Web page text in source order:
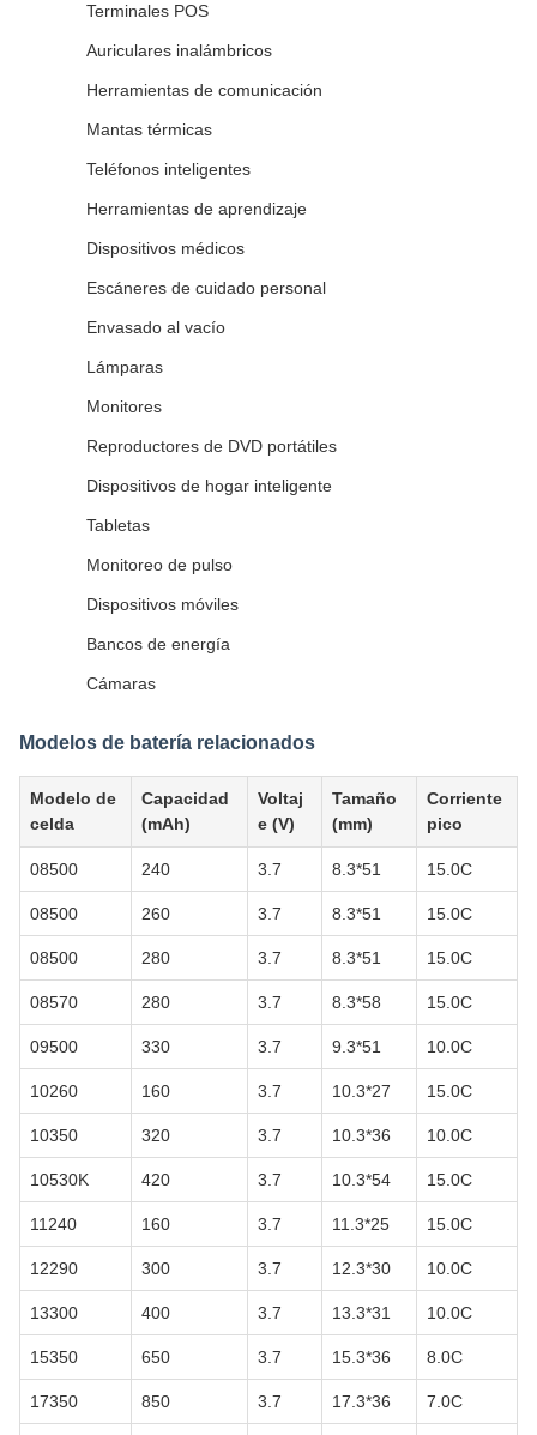
Terminales POS
Auriculares inalámbricos
Herramientas de comunicación
Mantas térmicas
Teléfonos inteligentes
Herramientas de aprendizaje
Dispositivos médicos
Escáneres de cuidado personal
Envasado al vacío
Lámparas
Monitores
Reproductores de DVD portátiles
Dispositivos de hogar inteligente
Tabletas
Monitoreo de pulso
Dispositivos móviles
Bancos de energía
Cámaras
Modelos de batería relacionados
Modelo de
celda
Capacidad
(mAh)
Voltaj
e (V)
Tamaño
(mm)
Corriente
pico
08500 240 3.7 8.3*51 15.0C
08500 260 3.7 8.3*51 15.0C
08500 280 3.7 8.3*51 15.0C
08570 280 3.7 8.3*58 15.0C
09500 330 3.7 9.3*51 10.0C
10260 160 3.7 10.3*27 15.0C
10350 320 3.7 10.3*36 10.0C
10530K 420 3.7 10.3*54 15.0C
11240 160 3.7 11.3*25 15.0C
12290 300 3.7 12.3*30 10.0C
13300 400 3.7 13.3*31 10.0C
15350 650 3.7 15.3*36 8.0C
17350 850 3.7 17.3*36 7.0C